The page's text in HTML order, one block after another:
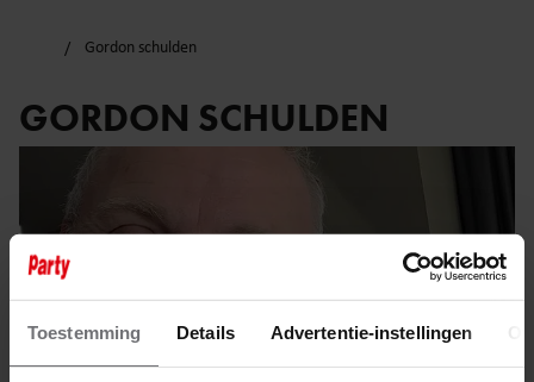
Toestemming Details Advertentie-instellingen
Gordon schulden
GORDON SCHULDEN